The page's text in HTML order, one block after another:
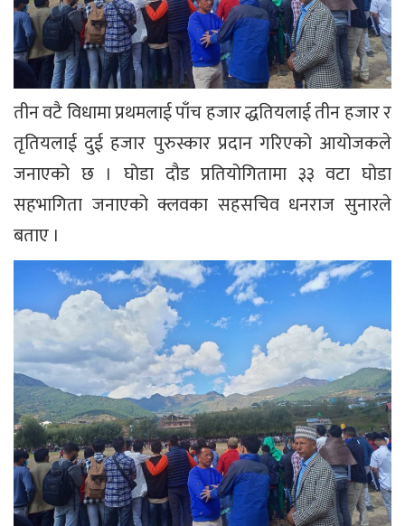
तीन वटै विधामा प्रथमलाई पाँच हजार द्धतियलाई तीन हजार र
तृतियलाई दुई हजार पुरुस्कार प्रदान गरिएको आयोजकले
जनाएको छ । घोडा दौड प्रतियोगितामा ३३ वटा घोडा
सहभागिता जनाएको क्लवका सहसचिव धनराज सुनारले
बताए ।